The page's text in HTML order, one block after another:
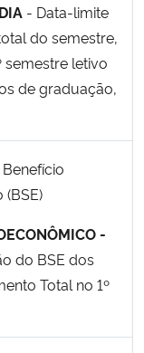
- Data-limite
do semestre,
semestre letivo
de graduação,
-
do BSE dos
Total no 1º